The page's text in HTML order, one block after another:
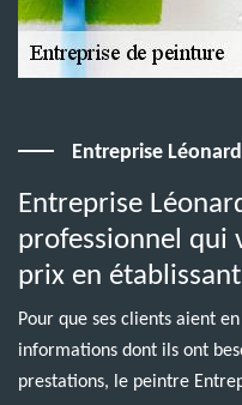
Entreprise Léonard
Entreprise
professionnel qui
prix en
Pour que ses clients aient
informations dont ils ont
prestations, le peintre